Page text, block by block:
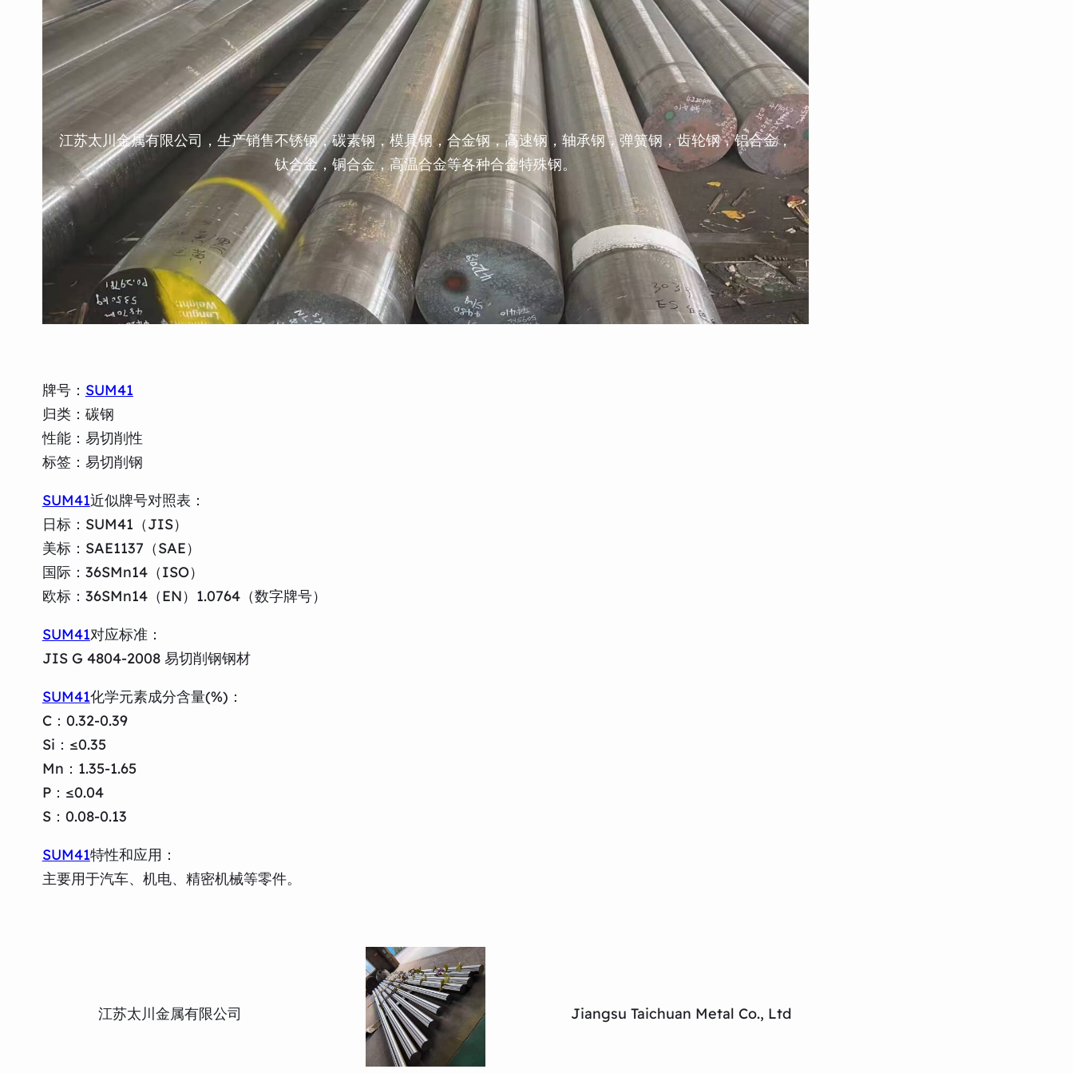
江苏太川金属有限公司，生产销售不锈钢，碳素钢，模具钢，合金钢，高速钢，轴承钢，弹簧钢，齿轮钢，铝合金，
钛合金，铜合金，高温合金等各种合金特殊钢。
牌号： SUM41
归类：碳钢
性能：易切削性
标签：易切削钢
SUM41近似牌号对照表：
日标：SUM41（JIS）
美标：SAE1137（SAE）
国际：36SMn14（ISO）
欧标：36SMn14（EN）1.0764（数字牌号）
SUM41对应标准：
JIS G 4804-2008 易切削钢钢材
SUM41化学元素成分含量(%)：
C：0.32-0.39
Si：≤0.35
Mn：1.35-1.65
P：≤0.04
S：0.08-0.13
SUM41特性和应用：
主要用于汽车、机电、精密机械等零件。
江苏太川金属有限公司 Jiangsu Taichuan Metal Co., Ltd